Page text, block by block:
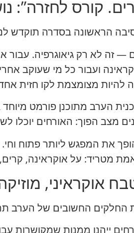
קורס לחזרה”:
הראשונה בסדרה תוקדש
— זה לא רק גיאוגרפיה. עבור
ועבור כל מי שעוקב
להיות מצומצמת לקו חזית
הערב מתוכנן פורמט
מצב הפוך: האורחים יוכלו
את המפגש ליותר פתוח
מטריד: על אוקראינה, קרים,
אוקראיני,
החלקים החשובים של הערב
ייהנו ממנות שמקושרות